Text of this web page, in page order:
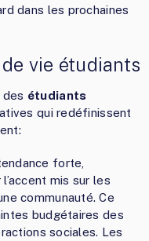
dans les prochaines
vie étudiants
étudiants
qui redéfinissent
forte,
mis sur les
communauté. Ce
budgétaires des
sociales. Les